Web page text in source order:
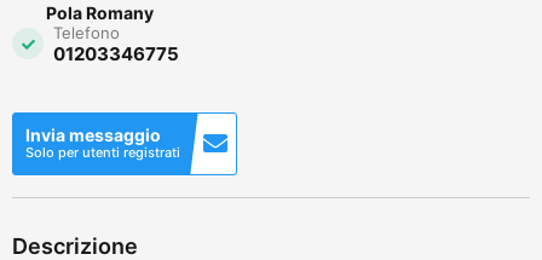
Pola Romany
Telefono
01203346775
Invia messaggio
Solo per utenti registrati
Descrizione